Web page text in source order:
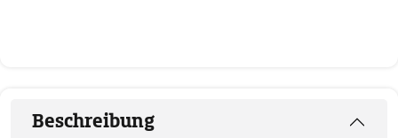
Beschreibung